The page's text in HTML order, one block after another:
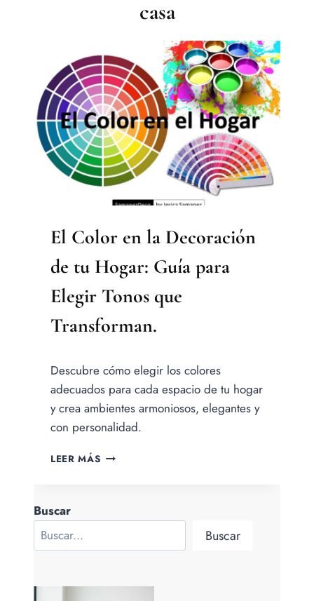
casa
El Color en la Decoración
de tu Hogar: Guía para
Elegir Tonos que
Transforman.
Jesica
Samanez
Descubre cómo elegir los colores
adecuados para cada espacio de tu hogar
y crea ambientes armoniosos, elegantes y
con personalidad.
LEER MÁS EL
PARA
Buscar
Buscar